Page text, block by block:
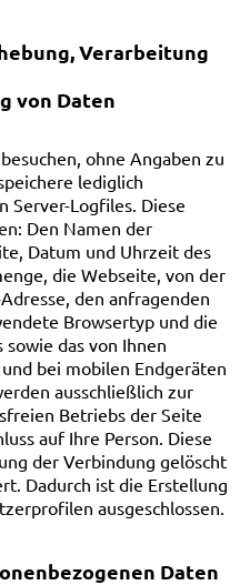
Verarbeitung
von Daten
ohne Angaben zu
lediglich
Server-Logfiles. Diese
Den Namen der
Datum und Uhrzeit des
die Webseite, von der
den anfragenden
Browsertyp und die
das von Ihnen
bei mobilen Endgeräten
ausschließlich zur
Betriebs der Seite
auf Ihre Person. Diese
der Verbindung gelöscht
Dadurch ist die Erstellung
ausgeschlossen.
Daten